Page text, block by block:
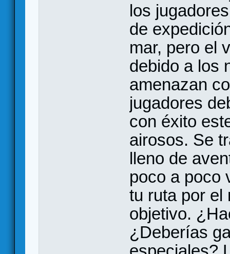
los
de
mar, pero el
debido a los
amenazan
jugadores
con éxito
airosos. Se
lleno de
poco a poco
tu ruta por el
objetivo.
¿Deberías